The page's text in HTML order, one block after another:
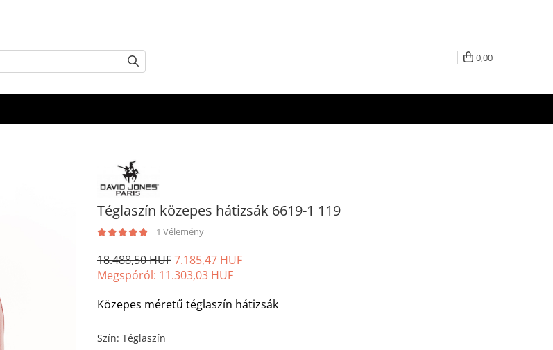
0,00
Téglaszín közepes hátizsák 6619-1 119
1 Vélemény
18.488,50 HUF7.185,47 HUF
Megspóról: 11.303,03 HUF
Közepes méretű téglaszín hátizsák
Szín: Téglaszín